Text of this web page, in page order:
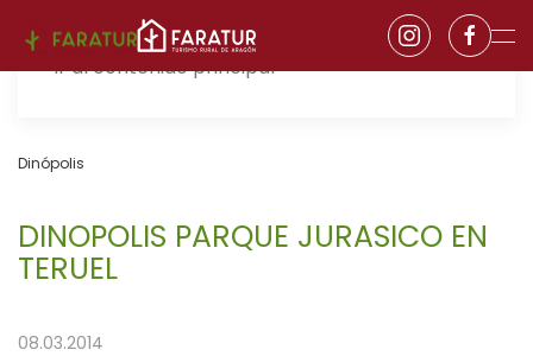
Ir al contenido principal
Dinópolis
DINOPOLIS PARQUE JURASICO EN
TERUEL
08.03.2014